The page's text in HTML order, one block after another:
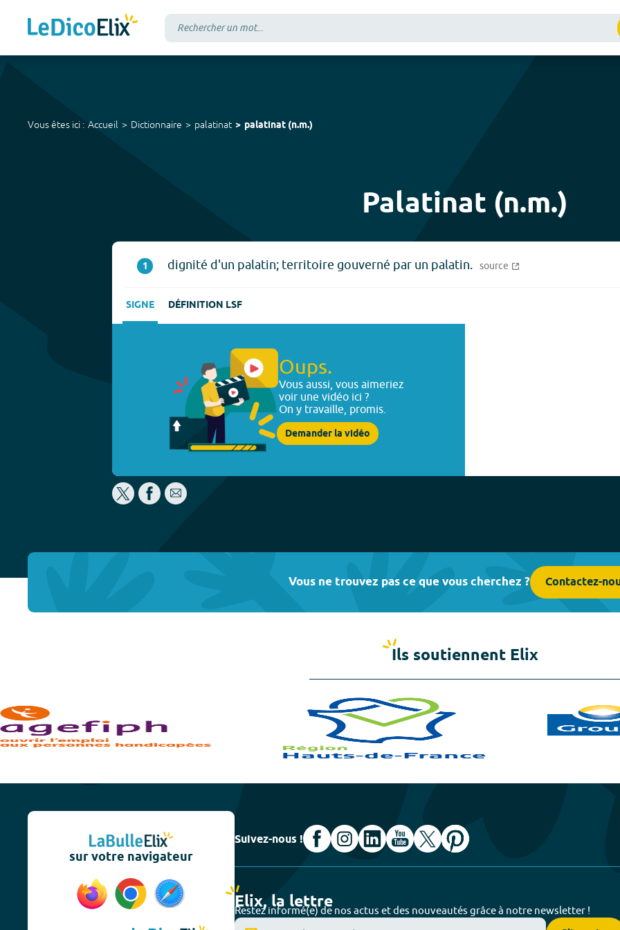
Vous êtes ici : Accueil Dictionnaire palatinat palatinat (n.m.)
Palatinat (n.m.)
1 dignité d'un palatin; territoire gouverné par un palatin. source
SIGNE DÉFINITION LSF
Oups.
Vous aussi, vous aimeriez
voir une vidéo ici ?
On y travaille, promis.
Demander la vidéo
Vous ne trouvez pas ce que vous cherchez ? Contactez-
Ils soutiennent Elix
sur votre navigateur
Suivez-nous !
Elix, la lettre
Restez informé(e) de nos actus et des nouveautés grâce à notre newsletter !